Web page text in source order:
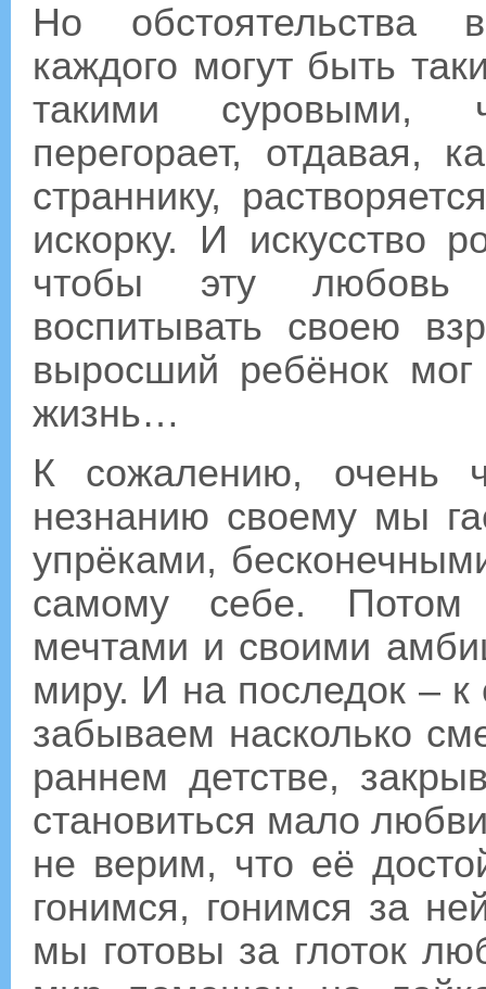
Но обстоятельства
каждого могут быть
такими суровыми,
перегорает, отдавая,
страннику,
искорку. И искусство
чтобы эту любовь
воспитывать своею
выросший ребёнок
жизнь…
К сожалению, очень
незнанию своему мы
упрёками,
самому себе. Потом
мечтами и своими
миру. И на последок –
забываем насколько
раннем детстве,
становиться мало
не верим, что её
гонимся, гонимся за
мы готовы за глоток